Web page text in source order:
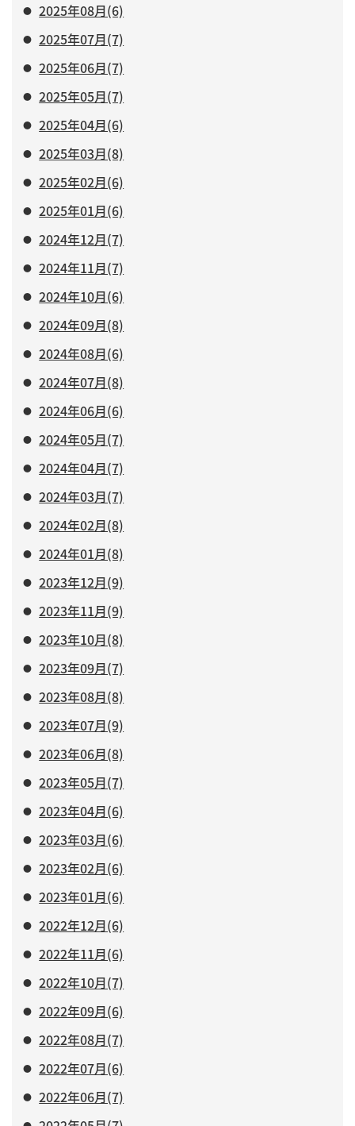
2025年08月(6)
2025年07月(7)
2025年06月(7)
2025年05月(7)
2025年04月(6)
2025年03月(8)
2025年02月(6)
2025年01月(6)
2024年12月(7)
2024年11月(7)
2024年10月(6)
2024年09月(8)
2024年08月(6)
2024年07月(8)
2024年06月(6)
2024年05月(7)
2024年04月(7)
2024年03月(7)
2024年02月(8)
2024年01月(8)
2023年12月(9)
2023年11月(9)
2023年10月(8)
2023年09月(7)
2023年08月(8)
2023年07月(9)
2023年06月(8)
2023年05月(7)
2023年04月(6)
2023年03月(6)
2023年02月(6)
2023年01月(6)
2022年12月(6)
2022年11月(6)
2022年10月(7)
2022年09月(6)
2022年08月(7)
2022年07月(6)
2022年06月(7)